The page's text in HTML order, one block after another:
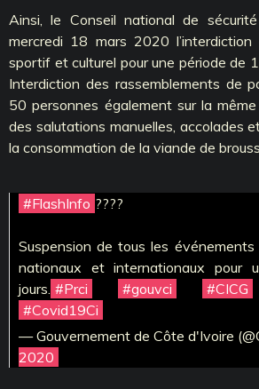
Ainsi, le Conseil national de
mercredi 18 mars 2020
sportif et culturel pour une période de
Interdiction des rassemblements de
50 personnes également sur la
des salutations manuelles, accolades
la consommation de la viande de
#FlashInfo ????
Suspension de tous les
nationaux et internationaux pour
jours. #Prci #gouvci #CICG
#Covid19Ci
— Gouvernement de Côte d'Ivoire
2020